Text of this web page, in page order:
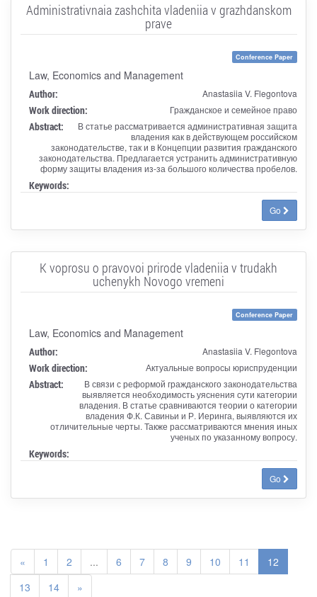
Administrativnaia zashchita vladeniia v grazhdanskom
prave
Conference Paper
Law, Economics and Management
Author: Anastasiia V. Flegontova
Work direction: Гражданское и семейное право
Abstract:
В статье рассматривается административная защита
владения как в действующем российском
законодательстве, так и в Концепции развития гражданского
законодательства. Предлагается устранить административную
форму защиты владения из-за большого количества пробелов.
Keywords:
Go
K voprosu o pravovoi prirode vladeniia v trudakh
uchenykh Novogo vremeni
Conference Paper
Law, Economics and Management
Author: Anastasiia V. Flegontova
Work direction: Актуальные вопросы юриспруденции
Abstract:
В связи с реформой гражданского законодательства
выявляется необходимость уяснения сути категории
владения. В статье сравниваются теории о категории
владения Ф.К. Савиньи и Р. Иеринга, выявляются их
отличительные черты. Также рассматриваются мнения иных
ученых по указанному вопросу.
Keywords:
Go
« 1 2 ... 6 7 8 9 10 11
12
13
14 »